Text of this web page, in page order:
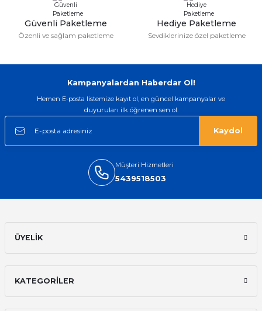
doğru belirleyip kaliteyi sorun
İsmail yılmaz | 15/05/2026
arayip teyit aldiktan sonra yolladılar
Oldukça kaliteli ve şık bir görünümü
rahatsız etmiyor ve tam oturdu.
Sinan Tatlicioglu | 30/01/2026
Ali Bilge Ertan | 11/09/2025
Güvenli Paketleme
Özenli ve sağlam paketleme
Hediye Paketleme
Sevdiklerinize özel paketleme
Kampanyalardan Haberdar Ol!
Hemen E-posta listemize kayıt ol, en güncel kampanyalar ve
duyuruları ilk öğrenen sen ol.
Kaydol
Müşteri Hizmetleri
5439518503
ÜYELİK
KATEGORİLER